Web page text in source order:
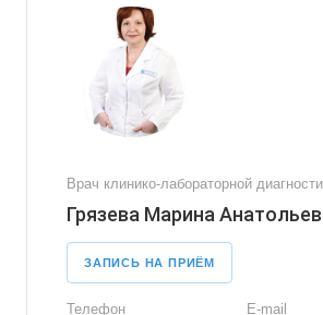
Врач клинико-лабораторной
Грязева Марина
ЗАПИСЬ НА ПРИЁМ
Телефон E-mail